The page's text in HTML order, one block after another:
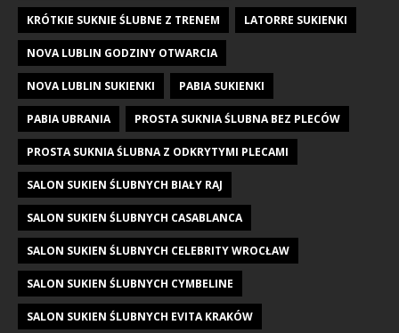
KRÓTKIE SUKNIE ŚLUBNE Z TRENEM LATORRE SUKIENKI
NOVA LUBLIN GODZINY OTWARCIA
NOVA LUBLIN SUKIENKI PABIA SUKIENKI
PABIA UBRANIA PROSTA SUKNIA ŚLUBNA BEZ PLECÓW
PROSTA SUKNIA ŚLUBNA Z ODKRYTYMI PLECAMI
SALON SUKIEN ŚLUBNYCH BIAŁY RAJ
SALON SUKIEN ŚLUBNYCH CASABLANCA
SALON SUKIEN ŚLUBNYCH CELEBRITY WROCŁAW
SALON SUKIEN ŚLUBNYCH CYMBELINE
SALON SUKIEN ŚLUBNYCH EVITA KRAKÓW